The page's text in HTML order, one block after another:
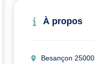
À propos
Besançon 25000